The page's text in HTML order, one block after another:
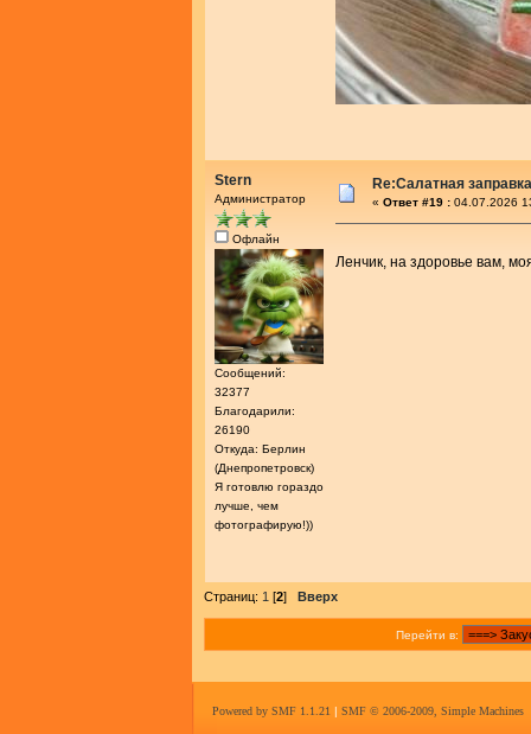
Stern
Администратор
Офлайн
Сообщений:
32377
Благодарили:
26190
Откуда: Берлин
(Днепропетровск)
Я готовлю гораздо
лучше, чем
фотографирую!))
Re:Салатная
« Ответ #19 : 04.07.2026
Ленчик, на здоровье вам,
Страниц: 1 [2] Вверх
Перейти в:
Powered by SMF 1.1.21 | SMF © 2006-2009, Simple Machines